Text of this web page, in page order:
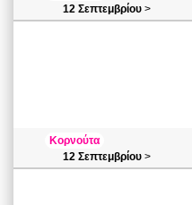
12 Σεπτεμβρίου >
Κορνούτα
12 Σεπτεμβρίου >